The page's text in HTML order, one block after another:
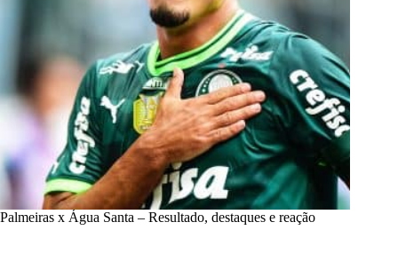
Palmeiras x Água Santa – Resultado, destaques e reação